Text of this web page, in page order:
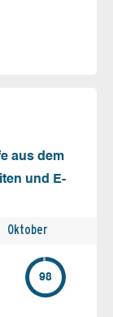
aus dem
und E-
Oktober
98